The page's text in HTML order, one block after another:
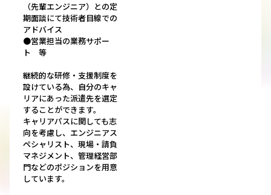
（先輩エンジニア）との定
期面談にて技術者目線での
アドバイス
●営業担当の業務サポー
ト 等
継続的な研修・支援制度を
設けている為、自分のキャ
リアにあった派遣先を選定
することができます。
キャリアパスに関しても志
向を考慮し、エンジニアス
ペシャリスト、現場・請負
マネジメント、管理経営部
門などのポジションを用意
しています。